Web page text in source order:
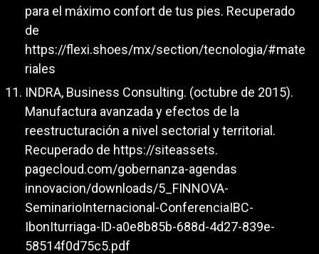
para el máximo confort de tus pies. Recuperado
de
https://flexi.shoes/mx/section/tecnologia/#mate
riales
INDRA, Business Consulting. (octubre de 2015).
Manufactura avanzada y efectos de la
reestructuración a nivel sectorial y territorial.
Recuperado de https://siteassets.
pagecloud.com/gobernanza-agendas
innovacion/downloads/5_FINNOVA-
SeminarioInternacional-ConferenciaIBC-
IbonIturriaga-ID-a0e8b85b-688d-4d27-839e-
58514f0d75c5.pdf